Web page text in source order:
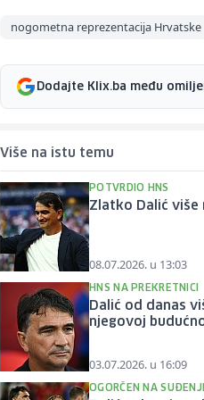
nogometna reprezentacija Hrvatske
Dodajte Klix.ba među
Više na istu temu
POTVRDIO HNS
Zlatko Dalić
08.07.2026. u 13:03
HNS NA PREKRETNICI
Dalić od danas
njegovoj
03.07.2026. u 16:09
OGORČEN NA